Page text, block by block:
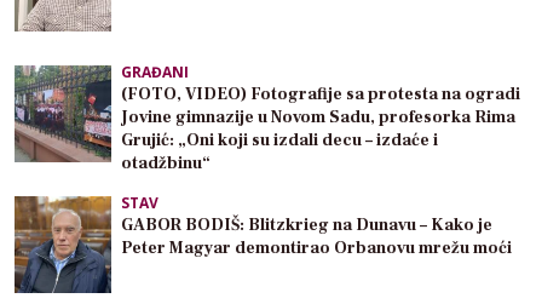
GRAĐANI
(FOTO, VIDEO) Fotografije sa protesta na ogradi
Jovine gimnazije u Novom Sadu, profesorka Rima
Grujić: „Oni koji su izdali decu – izdaće i
otadžbinu“
STAV
GABOR BODIŠ: Blitzkrieg na Dunavu – Kako je
Peter Magyar demontirao Orbanovu mrežu moći